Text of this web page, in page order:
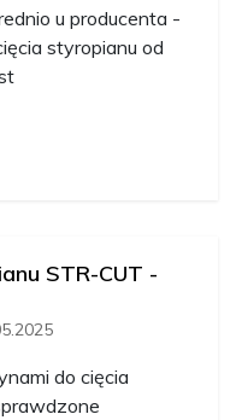
u producenta -
styropianu od
STR-CUT -
do cięcia